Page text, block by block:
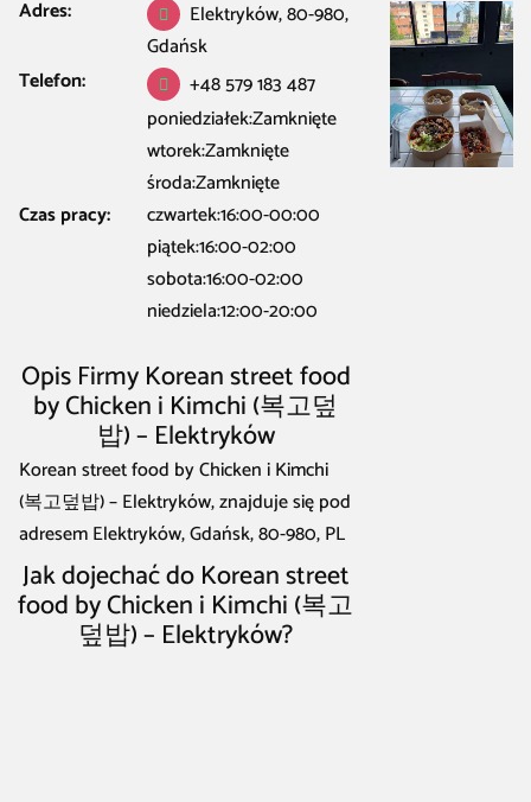
Restauracja Kawiarnia Bar/Gdańsk/Kuchnia koreańska w Gdańsk/Korean
street food by Chicken i Kimchi (복고덮밥) – Elektryków
Adres:
Elektryków, 80-980,
Gdańsk
Telefon:
+48 579 183 487
Czas pracy:
poniedziałek:Zamknięte
wtorek:Zamknięte
środa:Zamknięte
czwartek:16:00-00:00
piątek:16:00-02:00
sobota:16:00-02:00
niedziela:12:00-20:00
Opis Firmy Korean street food
by Chicken i Kimchi (복고덮
밥) – Elektryków
Korean street food by Chicken i Kimchi
(복고덮밥) – Elektryków, znajduje się pod
adresem Elektryków, Gdańsk, 80-980, PL
Jak dojechać do Korean street
food by Chicken i Kimchi (복고
덮밥) – Elektryków?